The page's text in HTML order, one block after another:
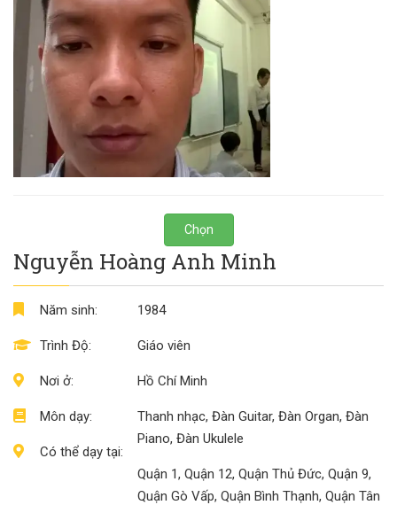
Chọn
Nguyễn Hoàng Anh Minh
Năm sinh:
Trình Độ:
Nơi ở:
Môn dạy:
Có thể dạy tại:
1984
Giáo viên
Hồ Chí Minh
Thanh nhạc, Đàn Guitar, Đàn Organ, Đàn
Piano, Đàn Ukulele
Quận 1, Quận 12, Quận Thủ Đức, Quận 9,
Quận Gò Vấp, Quận Bình Thạnh, Quận Tân